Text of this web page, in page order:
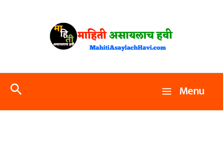
Search Menu